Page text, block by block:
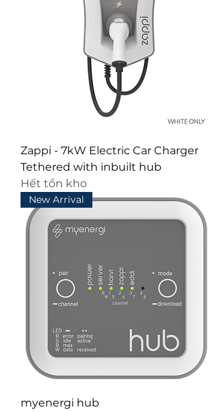
Zappi - 7kW Electric Car Charger
Tethered with inbuilt hub
Hết tồn kho
New Arrival
myenergi hub